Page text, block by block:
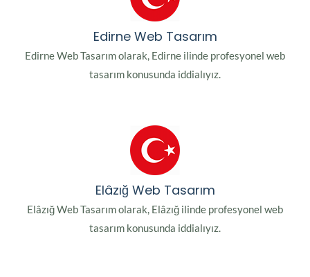
Edirne Web Tasarım
Edirne Web Tasarım olarak, Edirne ilinde profesyonel web
tasarım konusunda iddialıyız.
Elâzığ Web Tasarım
Elâzığ Web Tasarım olarak, Elâzığ ilinde profesyonel web
tasarım konusunda iddialıyız.